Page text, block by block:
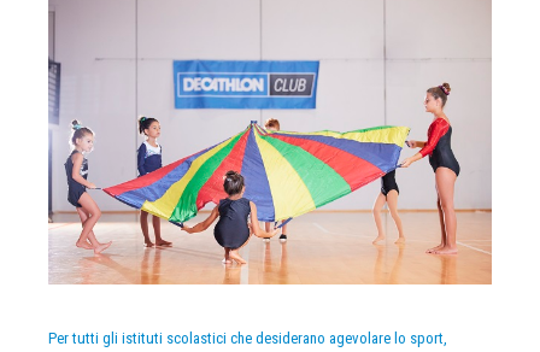
Per tutti gli istituti scolastici che desiderano agevolare lo sport,